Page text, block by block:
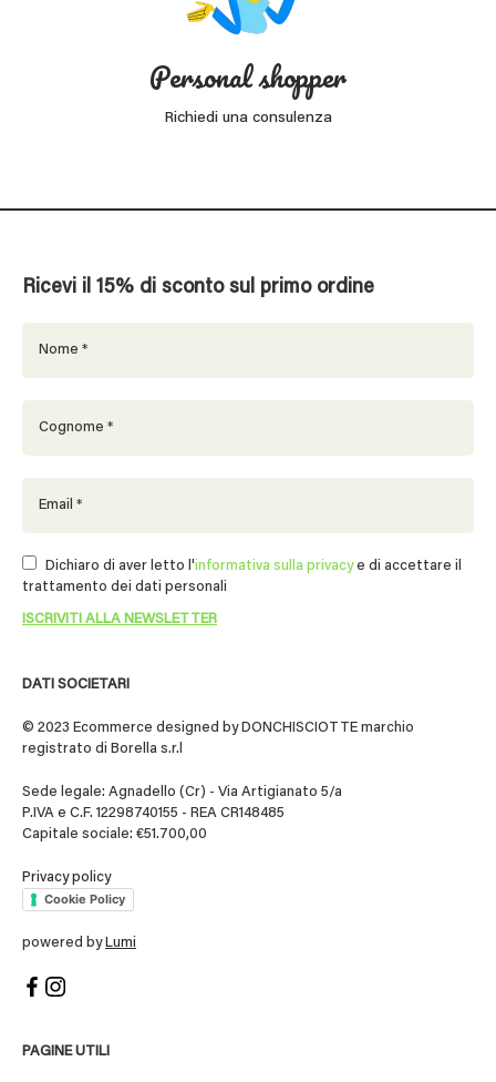
Personal shopper
Richiedi una consulenza
DATI SOCIETARI
© 2023 Ecommerce designed by DONCHISCIOTTE marchio
registrato di Borella s.r.l
Sede legale: Agnadello (Cr) - Via Artigianato 5/a
P.IVA e C.F. 12298740155 - REA CR148485
Capitale sociale: €51.700,00
Privacy policy
Cookie Policy
powered by Lumi
PAGINE UTILI
Ricevi il 15% di sconto sul primo ordine
Dichiaro di aver letto l'informativa sulla privacye di accettare il
trattamento dei dati personali